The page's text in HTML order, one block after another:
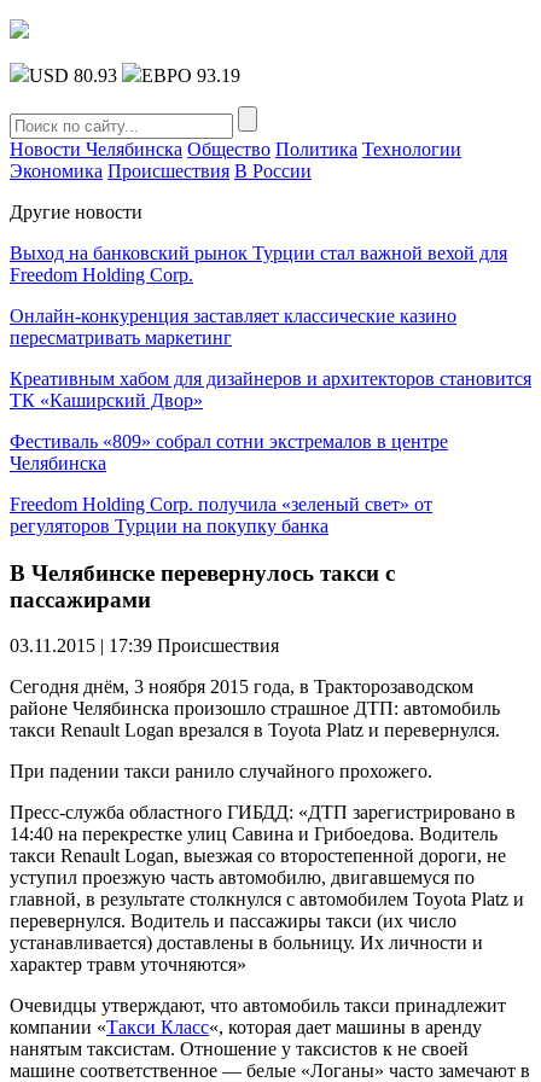
USD 80.93 ЕВРО 93.19
Новости Челябинска Общество Политика Технологии
Экономика Происшествия В России
Другие новости
Выход на банковский рынок Турции стал важной вехой для
Freedom Holding Corp.
Онлайн-конкуренция заставляет классические казино
пересматривать маркетинг
Креативным хабом для дизайнеров и архитекторов становится
ТК «Каширский Двор»
Фестиваль «809» собрал сотни экстремалов в центре
Челябинска
Freedom Holding Corp. получила «зеленый свет» от
регуляторов Турции на покупку банка
В Челябинске перевернулось такси с
пассажирами
03.11.2015 | 17:39 Происшествия
Сегодня днём, 3 ноября 2015 года, в Тракторозаводском
районе Челябинска произошло страшное ДТП: автомобиль
такси Renault Logan врезался в Toyota Platz и перевернулся.
При падении такси ранило случайного прохожего.
Пресс-служба областного ГИБДД: «ДТП зарегистрировано в
14:40 на перекрестке улиц Савина и Грибоедова. Водитель
такси Renault Logan, выезжая со второстепенной дороги, не
уступил проезжую часть автомобилю, двигавшемуся по
главной, в результате столкнулся с автомобилем Toyota Platz и
перевернулся. Водитель и пассажиры такси (их число
устанавливается) доставлены в больницу. Их личности и
характер травм уточняются»
Очевидцы утверждают, что автомобиль такси принадлежит
компании «Такси Класс«, которая дает машины в аренду
нанятым таксистам. Отношение у таксистов к не своей
машине соответственное — белые «Логаны» часто замечают в